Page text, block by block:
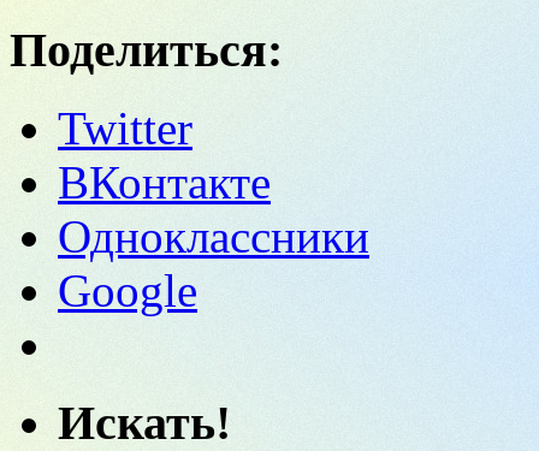
Поделиться:
Twitter
ВКонтакте
Одноклассники
Google
Искать!